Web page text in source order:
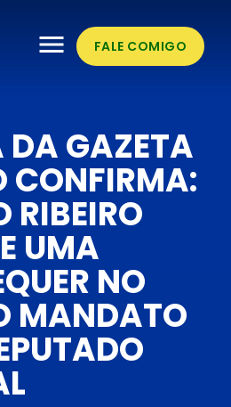
FALE COMIGO
menu
DA GAZETA
CONFIRMA:
RIBEIRO
UMA
NO
MANDATO